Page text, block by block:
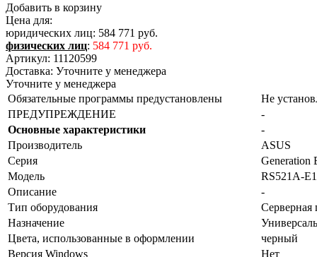
Добавить в корзину
Цена для:
юридических лиц: 584 771 руб.
физических лиц: 584 771 руб.
Артикул: 11120599
Доставка: Уточните у менеджера
Уточните у менеджера
Обязательные программы предустановлены
Не
ПРЕДУПРЕЖДЕНИЕ
-
Основные характеристики
-
Производитель
ASUS
Серия
Generation
Модель
RS521A-
Описание
-
Тип оборудования
Серверная
Назначение
Цвета, использованные в оформлении
черный
Версия Windows
Нет